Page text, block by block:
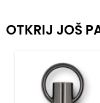
OTKRIJ JOŠ